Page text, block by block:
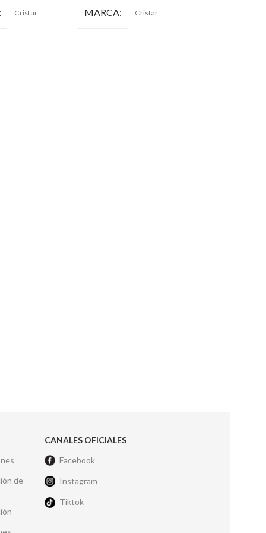
Cristar MARCA Cristar
de
CANALES OFICIALES
Facebook
Instagram
Tiktok